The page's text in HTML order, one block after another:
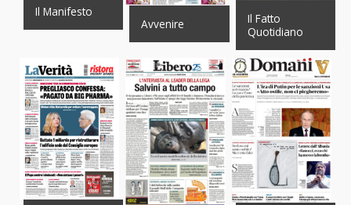
Il Manifesto
Avvenire
Il Fatto
Quotidiano